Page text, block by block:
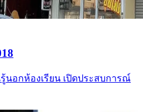
นอกห้องเรียน เปิดประสบการณ์